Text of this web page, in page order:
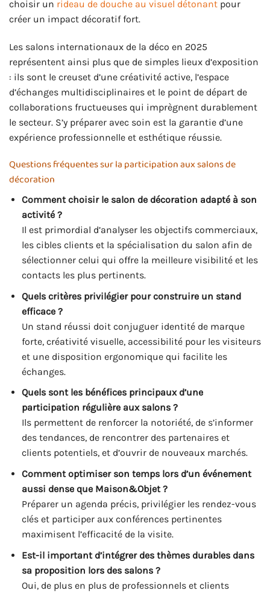
choisir un rideau de douche au visuel détonant pour
créer un impact décoratif fort.
Les salons internationaux de la déco en 2025
représentent ainsi plus que de simples lieux d’exposition
: ils sont le creuset d’une créativité active, l’espace
d’échanges multidisciplinaires et le point de départ de
collaborations fructueuses qui imprègnent durablement
le secteur. S’y préparer avec soin est la garantie d’une
expérience professionnelle et esthétique réussie.
Questions fréquentes sur la participation aux salons de
décoration
Comment choisir le salon de décoration adapté à son
activité ?
Il est primordial d’analyser les objectifs commerciaux,
les cibles clients et la spécialisation du salon afin de
sélectionner celui qui offre la meilleure visibilité et les
contacts les plus pertinents.
Quels critères privilégier pour construire un stand
efficace ?
Un stand réussi doit conjuguer identité de marque
forte, créativité visuelle, accessibilité pour les visiteurs
et une disposition ergonomique qui facilite les
échanges.
Quels sont les bénéfices principaux d’une
participation régulière aux salons ?
Ils permettent de renforcer la notoriété, de s’informer
des tendances, de rencontrer des partenaires et
clients potentiels, et d’ouvrir de nouveaux marchés.
Comment optimiser son temps lors d’un événement
aussi dense que Maison&Objet ?
Préparer un agenda précis, privilégier les rendez-vous
clés et participer aux conférences pertinentes
maximisent l’efficacité de la visite.
Est-il important d’intégrer des thèmes durables dans
sa proposition lors des salons ?
Oui, de plus en plus de professionnels et clients